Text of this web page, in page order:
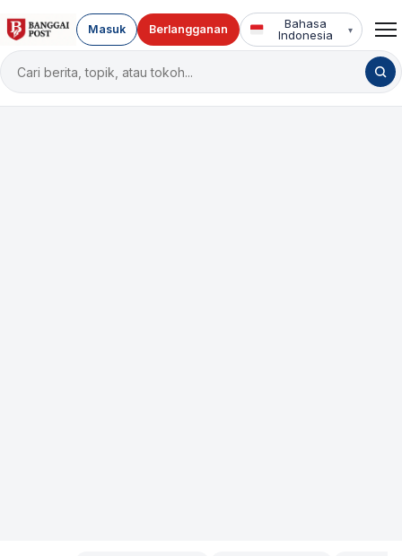
Cari
berita
Masuk Berlangganan
Bahasa
Indonesia
▾